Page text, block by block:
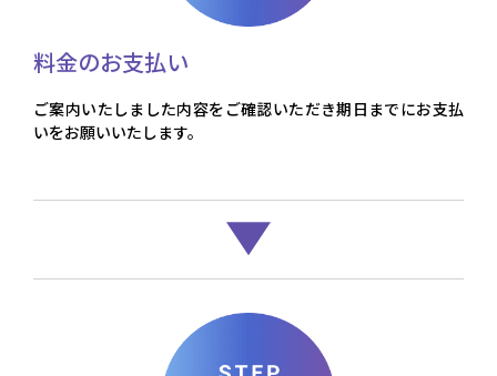
料金のお支払い
ご案内いたしました内容をご確認いただき期日までにお支払
いをお願いいたします。